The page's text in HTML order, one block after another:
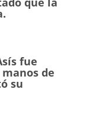
fue
de
su